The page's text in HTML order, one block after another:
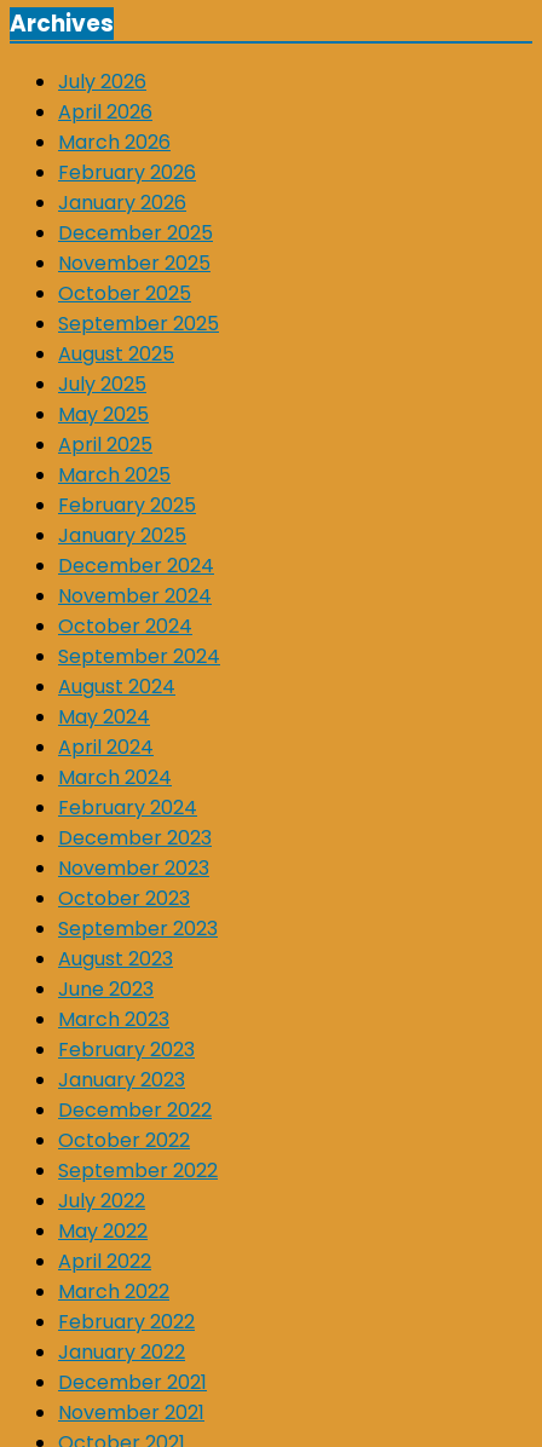
Archives
July 2026
April 2026
March 2026
February 2026
January 2026
December 2025
November 2025
October 2025
September 2025
August 2025
July 2025
May 2025
April 2025
March 2025
February 2025
January 2025
December 2024
November 2024
October 2024
September 2024
August 2024
May 2024
April 2024
March 2024
February 2024
December 2023
November 2023
October 2023
September 2023
August 2023
June 2023
March 2023
February 2023
January 2023
December 2022
October 2022
September 2022
July 2022
May 2022
April 2022
March 2022
February 2022
January 2022
December 2021
November 2021